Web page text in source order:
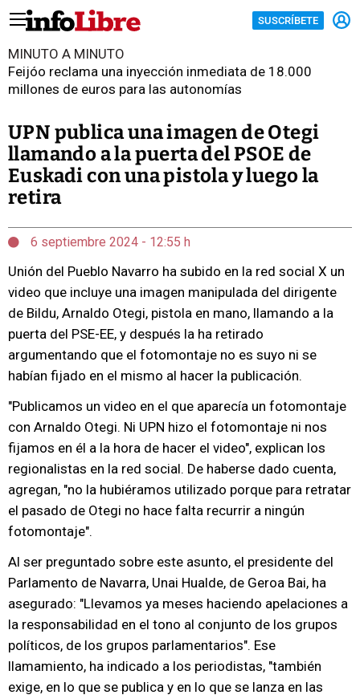
SUSCRÍBETE
MINUTO A MINUTO
Feijóo reclama una inyección inmediata de 18.000
millones de euros para las autonomías
UPN publica una imagen de Otegi
llamando a la puerta del PSOE de
Euskadi con una pistola y luego la
retira
6 septiembre 2024 - 12:55 h
Unión del Pueblo Navarro ha subido en la red social X un
video que incluye una imagen manipulada del dirigente
de Bildu, Arnaldo Otegi, pistola en mano, llamando a la
puerta del PSE-EE, y después la ha retirado
argumentando que el fotomontaje no es suyo ni se
habían fijado en el mismo al hacer la publicación.
"Publicamos un video en el que aparecía un fotomontaje
con Arnaldo Otegi. Ni UPN hizo el fotomontaje ni nos
fijamos en él a la hora de hacer el video", explican los
regionalistas en la red social. De haberse dado cuenta,
agregan, "no la hubiéramos utilizado porque para retratar
el pasado de Otegi no hace falta recurrir a ningún
fotomontaje".
Al ser preguntado sobre este asunto, el presidente del
Parlamento de Navarra, Unai Hualde, de Geroa Bai, ha
asegurado: "Llevamos ya meses haciendo apelaciones a
la responsabilidad en el tono al conjunto de los grupos
políticos, de los grupos parlamentarios". Ese
llamamiento, ha indicado a los periodistas, "también
exige, en lo que se publica y en lo que se lanza en las